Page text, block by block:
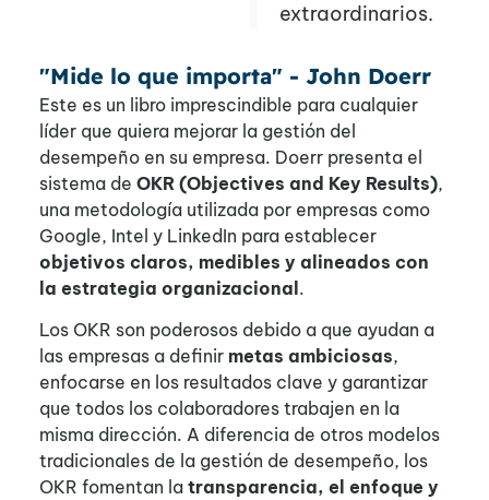
extraordinarios.
"Mide lo que importa" - John Doerr
Este es un libro imprescindible para cualquier
líder que quiera mejorar la gestión del
desempeño en su empresa. Doerr presenta el
sistema de OKR (Objectives and Key Results),
una metodología utilizada por empresas como
Google, Intel y LinkedIn para establecer
objetivos claros, medibles y alineados con
la estrategia organizacional .
Los OKR son poderosos debido a que ayudan a
las empresas a definir metas ambiciosas,
enfocarse en los resultados clave y garantizar
que todos los colaboradores trabajen en la
misma dirección. A diferencia de otros modelos
tradicionales de la gestión de desempeño, los
OKR fomentan la transparencia, el enfoque y